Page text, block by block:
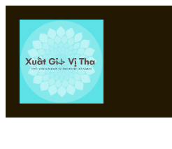
Chuyển
đến
phần
nội
dung